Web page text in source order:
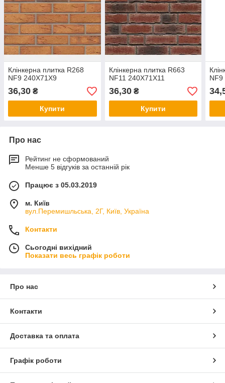
Клінкерна плитка R268
NF9 240X71X9
36,30 ₴
Купити
Клінкерна плитка R663
NF11 240X71X11
36,30₴
Купити
NF9
Про нас
Рейтинг не сформований
Менше 5 відгуків за останній рік
Працює з 05.03.2019
м. Київ
вул.Перемишльська, 2Г, Київ, Україна
Контакти
Сьогодні вихідний
Показати весь графік роботи
Про нас
Контакти
Доставка та оплата
Графік роботи